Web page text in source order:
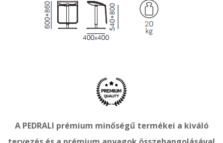
A PEDRALI prémium minőségű termékei a kiváló